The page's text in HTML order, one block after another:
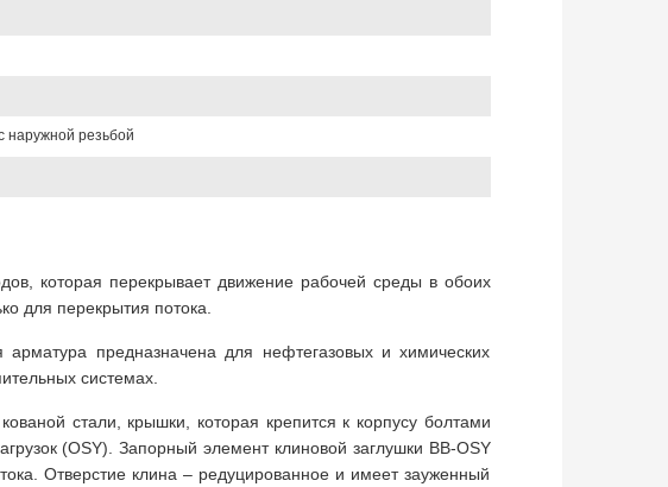
наружной резьбой
которая перекрывает движение рабочей среды в обоих
для перекрытия потока.
предназначена для нефтегазовых и химических
системах.
стали, крышки, которая крепится к корпусу болтами
(OSY). Запорный элемент клиновой заглушки BB-OSY
Отверстие клина – редуцированное и имеет зауженный